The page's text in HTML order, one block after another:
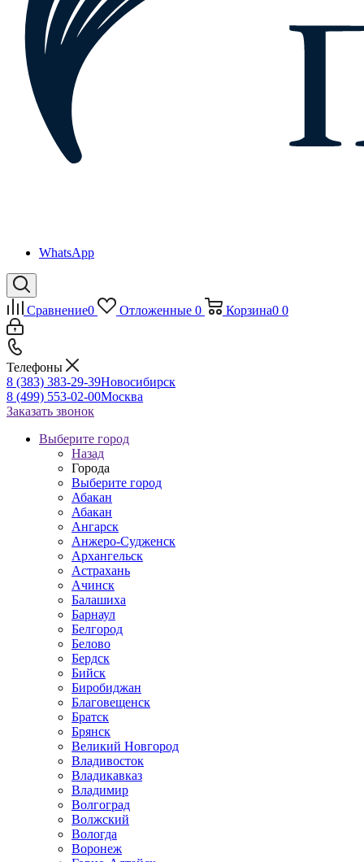
WhatsApp
Сравнение0 Отложенные 0 Корзина0 0
Телефоны
8 (383) 383-29-39Новосибирск
8 (499) 553-02-00Москва
Заказать звонок
Выберите город
Назад
Города
Выберите город
Абакан
Абакан
Ангарск
Анжеро-Судженск
Архангельск
Астрахань
Ачинск
Балашиха
Барнаул
Белгород
Белово
Бердск
Бийск
Биробиджан
Благовещенск
Братск
Брянск
Великий Новгород
Владивосток
Владикавказ
Владимир
Волгоград
Волжский
Вологда
Воронеж